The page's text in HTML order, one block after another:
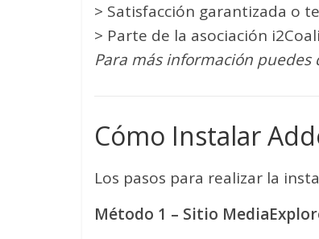
> Satisfacción garantizada o
> Parte de la asociación
Para más información puedes
Cómo Instalar
Los pasos para realizar la
Método 1 – Sitio